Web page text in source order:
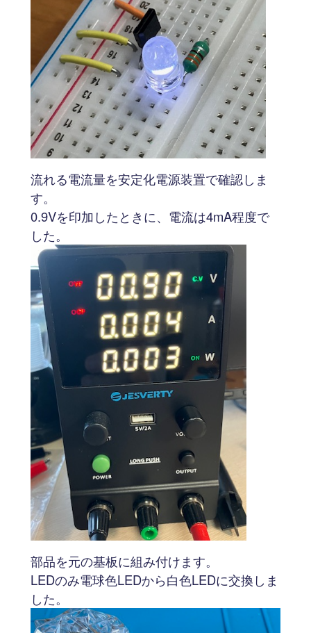
流れる電流量を安定化電源装置で確認しま
す。
0.9Vを印加したときに、電流は4mA程度で
した。
部品を元の基板に組み付けます。
LEDのみ電球色LEDから白色LEDに交換しま
した。